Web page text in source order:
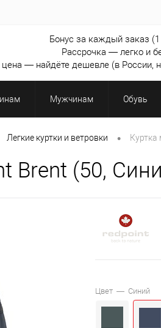
Бонус за каждый заказ (1
Рассрочка — легко и
— найдёте дешевле (в России,
Мужчинам Обувь
Легкие куртки и ветровки •
Brent (50,
Цвет — Синий